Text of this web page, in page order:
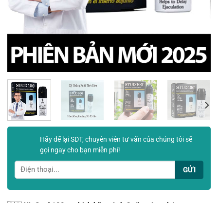
Hãy để lại SĐT, chuyên viên tư vấn của chúng tôi sẽ
gọi ngay cho bạn miễn phí!